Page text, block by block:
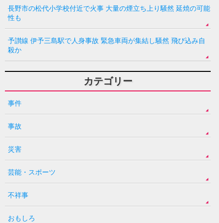
長野市の松代小学校付近で火事 大量の煙立ち上り騒然 延焼の可能
性も
予讃線 伊予三島駅で人身事故 緊急車両が集結し騒然 飛び込み自
殺か
カテゴリー
事件
事故
災害
芸能・スポーツ
不祥事
おもしろ